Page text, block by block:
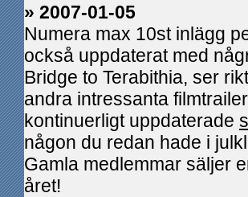
» 2007-01-05
Numera max 10st inlägg
också uppdaterat med
Bridge to Terabithia, ser
andra intressanta
kontinuerligt uppdaterade
någon du redan hade i
Gamla medlemmar säljer
året!